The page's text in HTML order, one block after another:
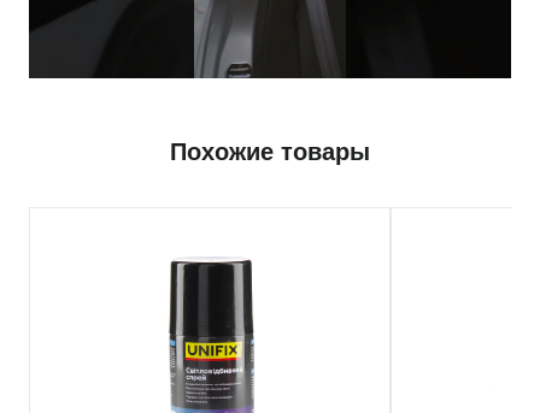
Похожие товары